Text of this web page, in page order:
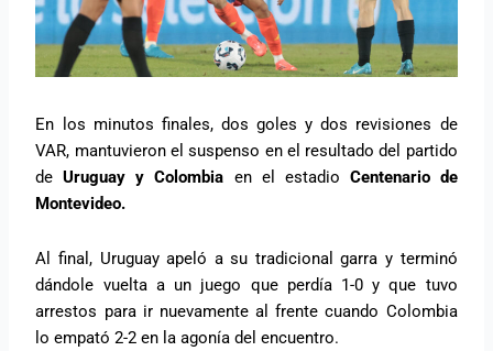
En los minutos finales, dos goles y dos revisiones de
VAR, mantuvieron el suspenso en el resultado del partido
deUruguay y Colombia en el estadio Centenario de
Montevideo.
Al final, Uruguay apeló a su tradicional garra y terminó
dándole vuelta a un juego que perdía 1-0 y que tuvo
arrestos para ir nuevamente al frente cuando Colombia
lo empató 2-2 en la agonía del encuentro.